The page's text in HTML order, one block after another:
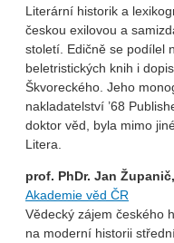
Literární historik a
českou exilovou a
století. Edičně se podílel
beletristických knih i
Škvoreckého. Jeho
nakladatelství ’68
doktor věd, byla mimo
Litera.
prof. PhDr. Jan
Akademie věd ČR
Vědecký zájem českého
na moderní historii